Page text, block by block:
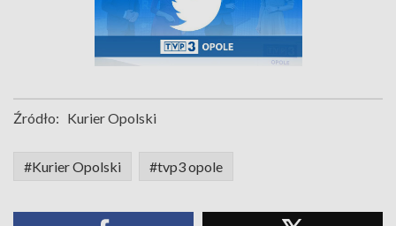
Źródło: Kurier Opolski
#Kurier Opolski #tvp3 opole